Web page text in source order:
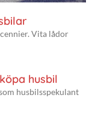
Vita lådor
husbil
husbilsspekulant